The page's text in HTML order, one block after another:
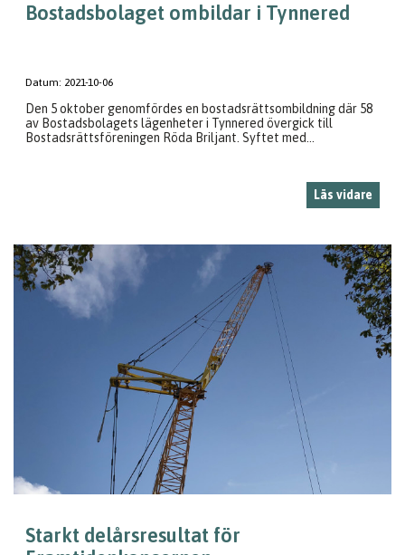
Bostadsbolaget ombildar i Tynnered
Datum: 2021-10-06
Den 5 oktober genomfördes en bostadsrättsombildning där 58
av Bostadsbolagets lägenheter i Tynnered övergick till
Bostadsrättsföreningen Röda Briljant. Syftet med...
Läs vidare
Starkt delårsresultat för